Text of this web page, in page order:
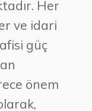
Her
ve idari
güç
önem